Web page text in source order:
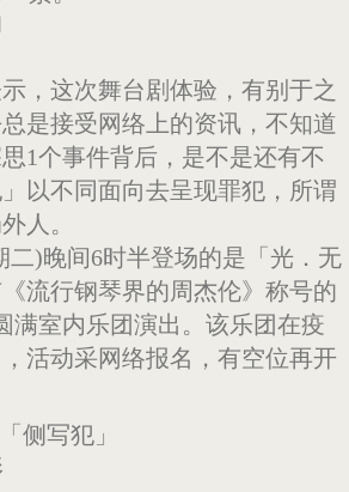
，这次舞台剧体验，有别于之
是接受网络上的资讯，不知道
1个事件背后，是不是还有不
以不同面向去呈现罪犯，所谓
人。
)晚间6时半登场的是「光．无
流行钢琴界的周杰伦》称号的
满室内乐团演出。该乐团在疫
活动采网络报名，有空位再开